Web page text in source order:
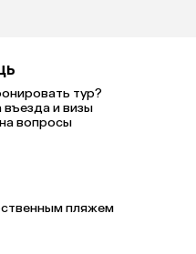
тур?
въезда и визы
вопросы
пляжем